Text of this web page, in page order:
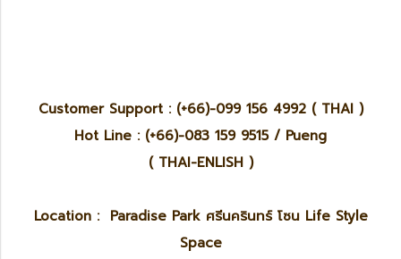
Customer Support : (+66)-099 156 4992 ( THAI )
Hot Line : (+66)-083 159 9515 / Pueng
( THAI-ENLISH )
Location : Paradise Park ศรีนครินทร์ โซน Life Style
Space